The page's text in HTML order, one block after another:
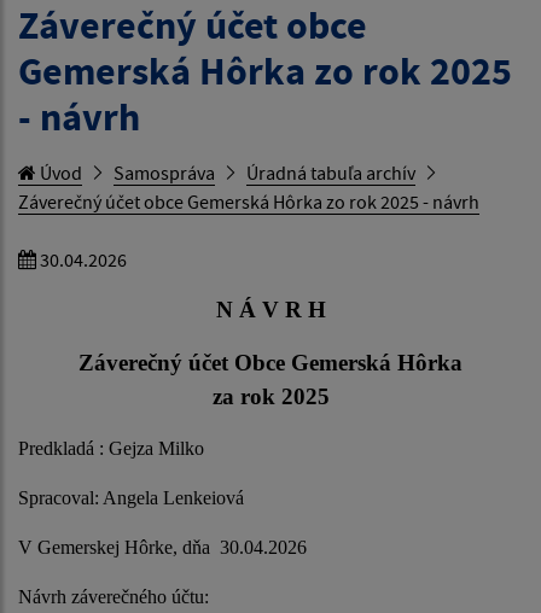
Záverečný účet obce
Gemerská Hôrka zo rok 2025
- návrh
Úvod Samospráva
Úradná tabuľa archív
Záverečný účet obce Gemerská Hôrka zo rok 2025 - návrh
30.04.2026
N Á V R H
Záverečný účet Obce Gemerská Hôrka
za rok 2025
Predkladá : Gejza Milko
Spracoval: Angela Lenkeiová
V Gemerskej Hôrke, dňa 30.04.2026
Návrh záverečného účtu: